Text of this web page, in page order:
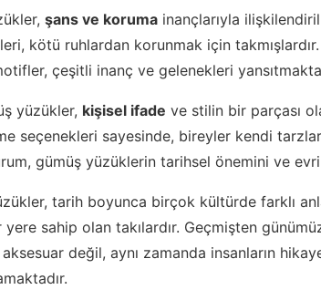
şans ve koruma inançlarıyla
kötü ruhlardan korunmak için
çeşitli inanç ve gelenekleri
yüzükler, kişisel ifade ve stilin bir parçası
seçenekleri sayesinde, bireyler kendi
gümüş yüzüklerin tarihsel önemini ve
tarih boyunca birçok kültürde farklı
sahip olan takılardır. Geçmişten
değil, aynı zamanda insanların